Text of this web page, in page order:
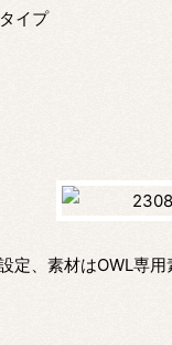
イプ
定、素材はOWL専